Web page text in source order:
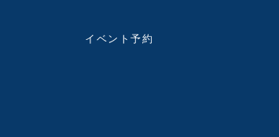
イベント予約